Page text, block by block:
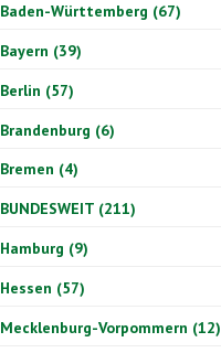
Baden-Württemberg (67)
Bayern (39)
Berlin (57)
Brandenburg (6)
Bremen (4)
BUNDESWEIT (211)
Hamburg (9)
Hessen (57)
Mecklenburg-Vorpommern (12)